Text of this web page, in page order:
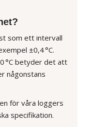
som ett intervall
±0,4 °C.
°C betyder det att
någonstans
för våra loggers
specifikation.